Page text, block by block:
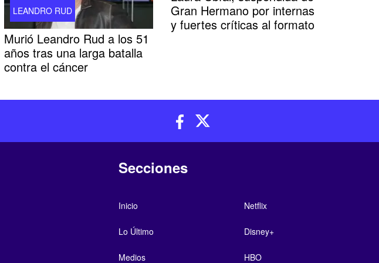
LEANDRO RUD
Murió Leandro Rud a los 51
años tras una larga batalla
contra el cáncer
Gran Hermano por internas
y fuertes críticas al formato
Secciones
Inicio
Lo Último
Medios
Netflix
Disney+
HBO